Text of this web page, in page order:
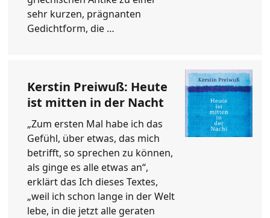
sehr kurzen, prägnanten
Gedichtform, die …
Kerstin Preiwuß: Heute
ist mitten in der Nacht
„Zum ersten Mal habe ich das
Gefühl, über etwas, das mich
betrifft, so sprechen zu können,
als ginge es alle etwas an“,
erklärt das Ich dieses Textes,
„weil ich schon lange in der Welt
lebe, in die jetzt alle geraten